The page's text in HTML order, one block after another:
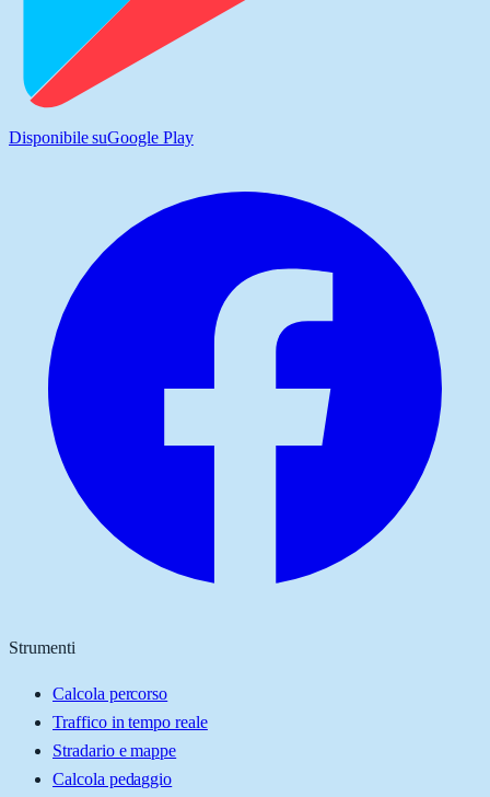
Disponibile suGoogle Play
Strumenti
Calcola percorso
Traffico in tempo reale
Stradario e mappe
Calcola pedaggio